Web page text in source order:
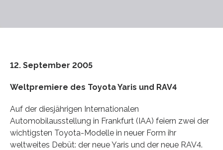
12. September 2005
Weltpremiere des Toyota Yaris und RAV4
Auf der diesjährigen Internationalen
Automobilausstellung in Frankfurt (IAA) feiern zwei der
wichtigsten Toyota-Modelle in neuer Form ihr
weltweites Debüt: der neue Yaris und der neue RAV4.